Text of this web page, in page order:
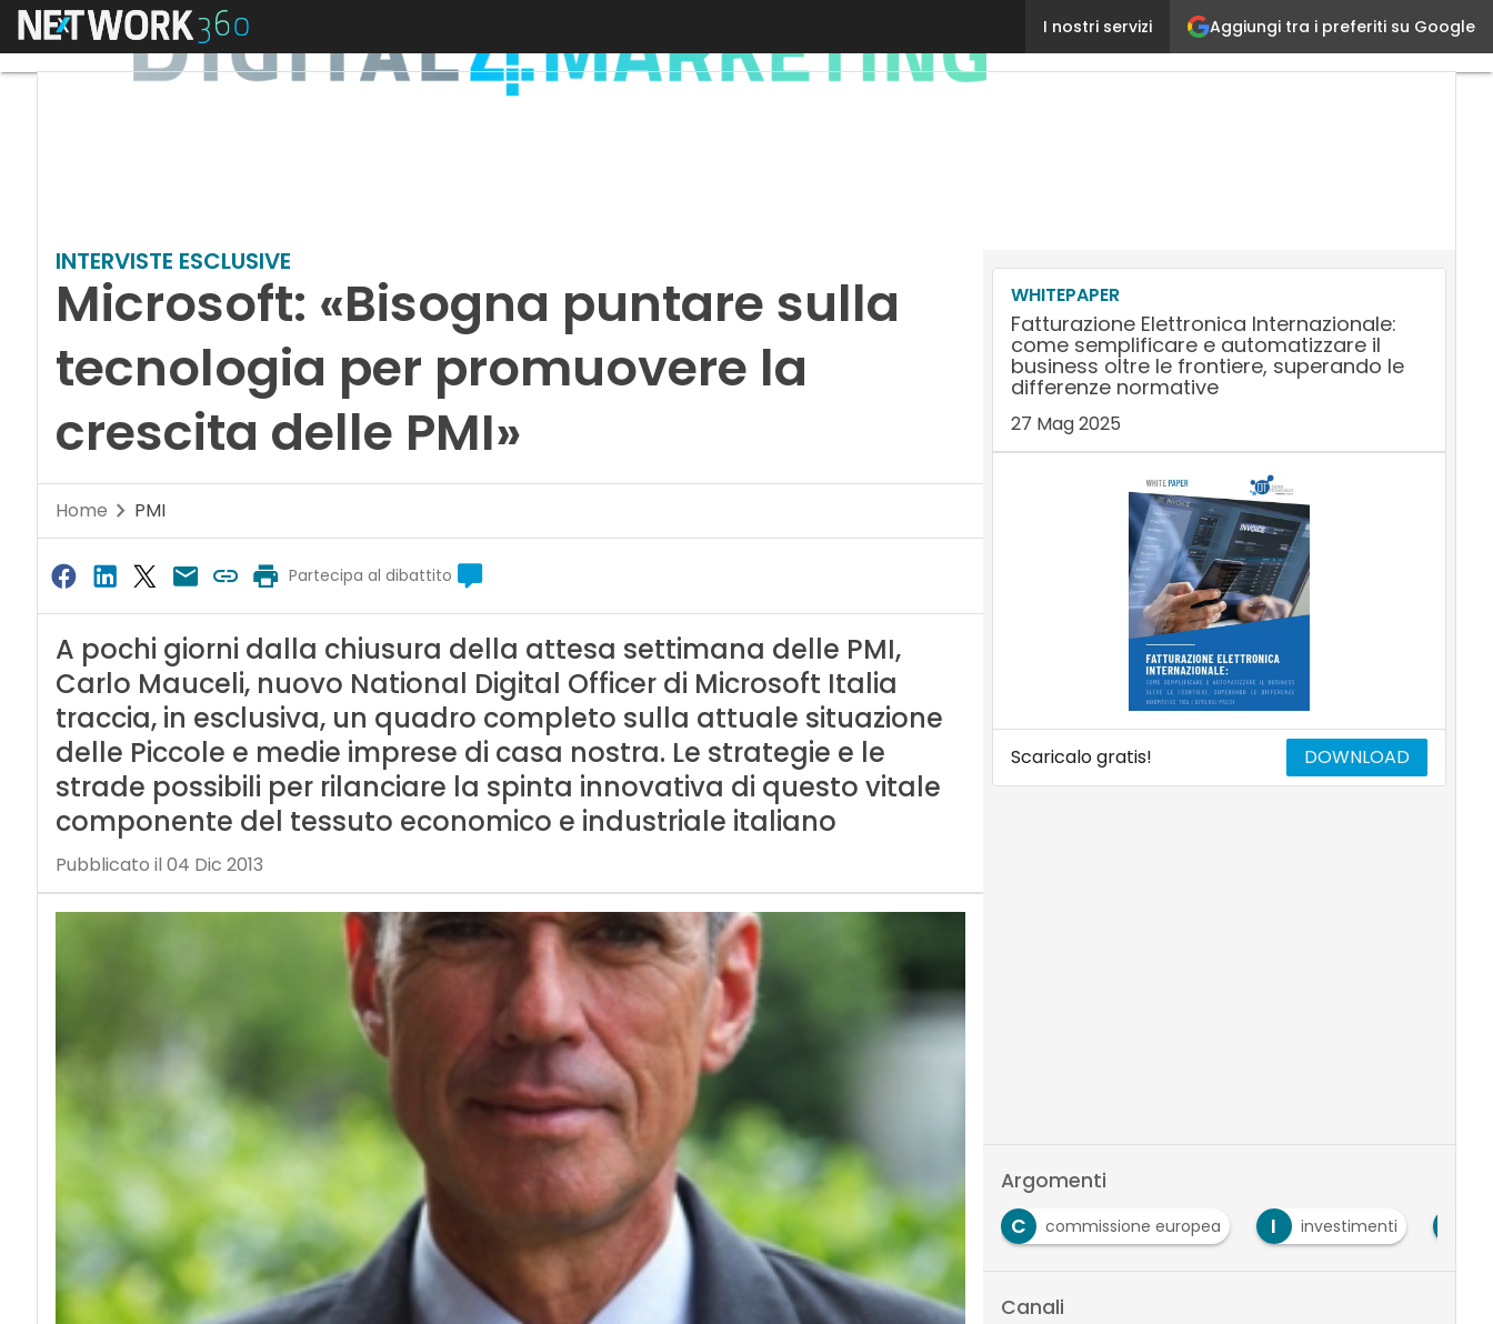
Aggiungi tra i preferiti su Google
I nostri servizi
Menu Microsoft: «Bisogna puntare sulla tecnologia per
INTERVISTE ESCLUSIVE
Microsoft: «Bisogna puntare sulla
tecnologia per promuovere la
crescita delle PMI»
Home PMI
Partecipa al dibattito
A pochi giorni dalla chiusura della attesa settimana delle PMI,
Carlo Mauceli, nuovo National Digital Officer di Microsoft Italia
traccia, in esclusiva, un quadro completo sulla attuale situazione
delle Piccole e medie imprese di casa nostra. Le strategie e le
strade possibili per rilanciare la spinta innovativa di questo vitale
componente del tessuto economico e industriale italiano
Pubblicato il 04 Dic 2013
WHITEPAPER
Fatturazione Elettronica Internazionale:
come semplificare e automatizzare il
business oltre le frontiere, superando le
differenze normative
27 Mag 2025
Scaricalo gratis! DOWNLOAD
Argomenti
B
Boston Consulting Group C commissione europea I investimenti
Canali